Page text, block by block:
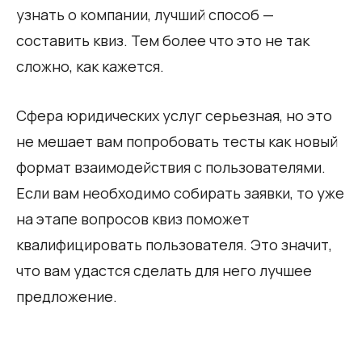
узнать о компании, лучший способ —
составить квиз. Тем более что это не так
сложно, как кажется.
Сфера юридических услуг серьезная, но это
не мешает вам попробовать тесты как новый
формат взаимодействия с пользователями.
Если вам необходимо собирать заявки, то уже
на этапе вопросов квиз поможет
квалифицировать пользователя. Это значит,
что вам удастся сделать для него лучшее
предложение.